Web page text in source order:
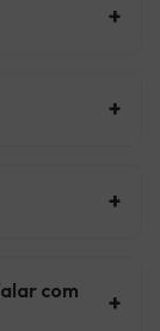
+
+
+
com
+